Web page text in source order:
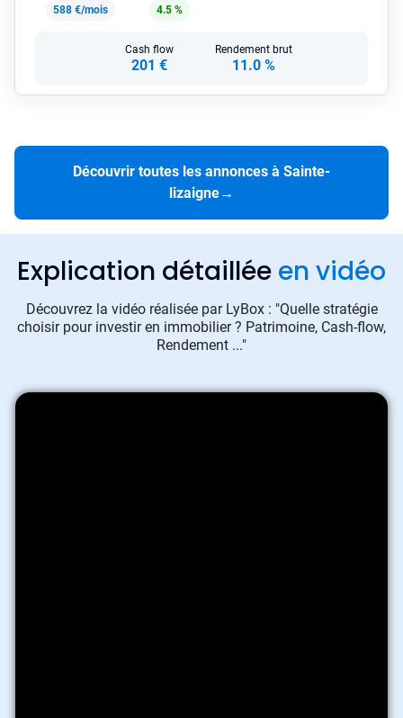
588 €/mois
4.5 %
Cash flow
201 €
Rendement brut
11.0 %
Découvrir toutes les annonces à Sainte-
lizaigne→
Explication détaillée en vidéo
Découvrez la vidéo réalisée par LyBox : "Quelle stratégie
choisir pour investir en immobilier ? Patrimoine, Cash-flow,
Rendement ..."